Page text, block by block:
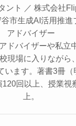
ント ／ 株式会社
市生成AI活用推進
アドバイザー
ドバイザーや私立
現場に入りながら
います。著書3冊（
回以上、授業視
上。